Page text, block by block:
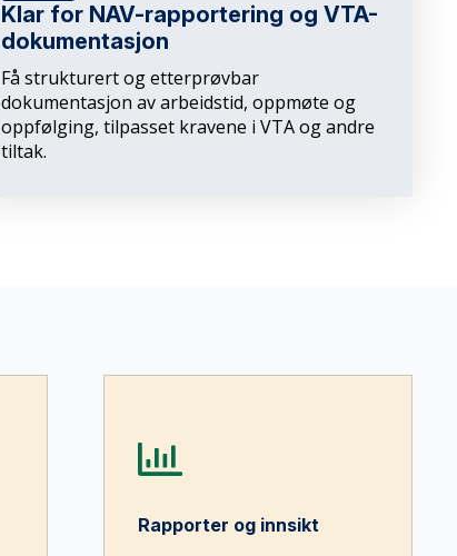
Klar for NAV-rapportering og VTA-
dokumentasjon
Få strukturert og etterprøvbar
dokumentasjon av arbeidstid, oppmøte og
oppfølging, tilpasset kravene i VTA og andre
tiltak.
Rapporter og innsikt